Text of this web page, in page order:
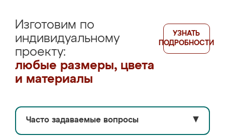
Изготовим по
индивидуальному
проекту:
любые размеры, цвета
и материалы
УЗНАТЬ
ПОДРОБНОСТИ
Часто задаваемые вопросы ▼